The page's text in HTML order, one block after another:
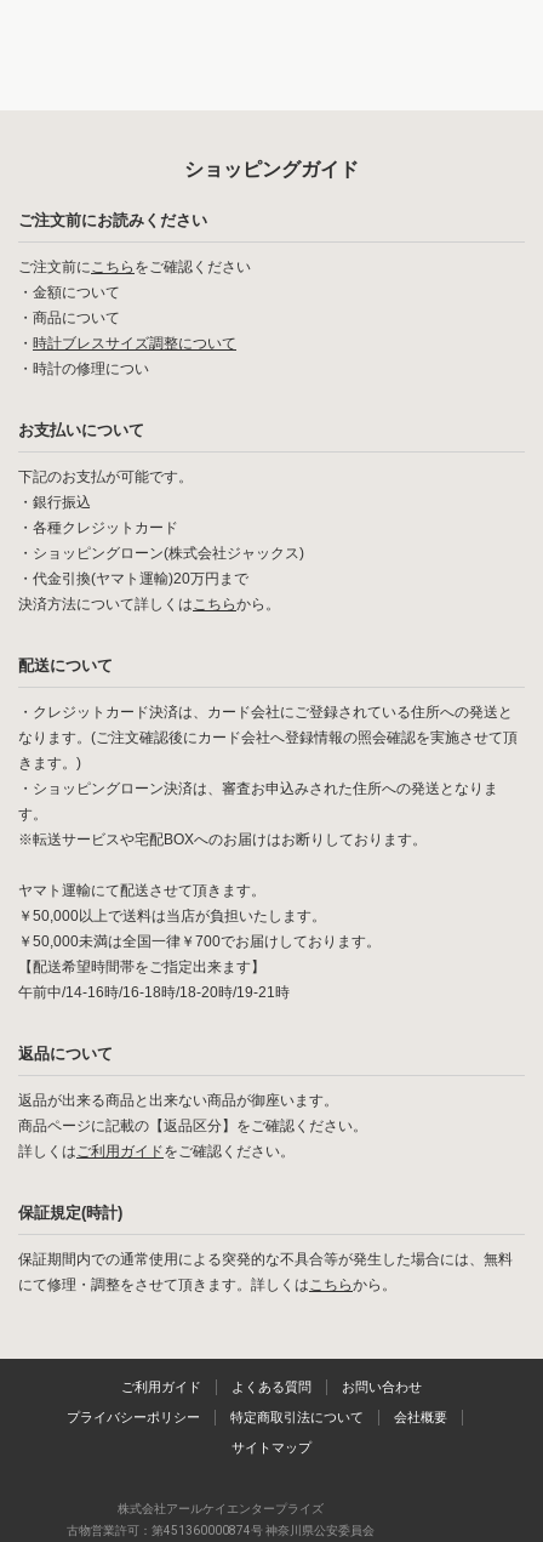
ショッピングガイド
ご注文前にお読みください
ご注文前にこちら をご確認ください
・ 金額について
・ 商品について
・ 時計ブレスサイズ調整について
・ 時計の修理につい
お支払いについて
下記のお支払が可能です。
・銀行振込
・各種クレジットカード
・ショッピングローン(株式会社ジャックス)
・代金引換(ヤマト運輸)20万円まで
決済方法について詳しくはこちらから。
配送について
・クレジットカード決済は、カード会社にご登録されている住所への発送と
なります。(ご注文確認後にカード会社へ登録情報の照会確認を実施させて頂
きます。)
・ショッピングローン決済は、審査お申込みされた住所への発送となりま
す。
※転送サービスや宅配BOXへのお届けはお断りしております。
ヤマト運輸にて配送させて頂きます。
￥50,000以上で送料は当店が負担いたします。
￥50,000未満は全国一律￥700でお届けしております。
【配送希望時間帯をご指定出来ます】
午前中/14-16時/16-18時/18-20時/19-21時
返品について
返品が出来る商品と出来ない商品が御座います。
商品ページに記載の【返品区分】をご確認ください。
詳しくはご利用ガイドをご確認ください。
保証規定(時計)
保証期間内での通常使用による突発的な不具合等が発生した場合には、無料
にて修理・調整をさせて頂きます。詳しくはこちらから。
ご利用ガイド よくある質問 お問い合わせ
プライバシーポリシー 特定商取引法について 会社概要
サイトマップ
株式会社アールケイエンタープライズ
古物営業許可：第451360000874号 神奈川県公安委員会